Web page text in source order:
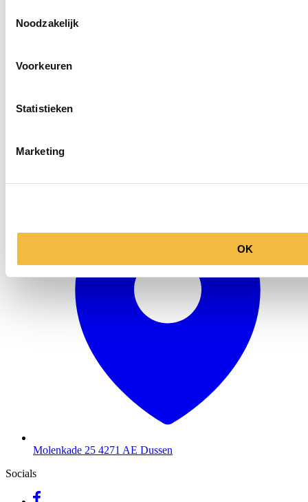
Noodzakelijk
Voorkeuren
Statistieken
Marketing
OK
Molenkade 25 4271 AE Dussen
Socials